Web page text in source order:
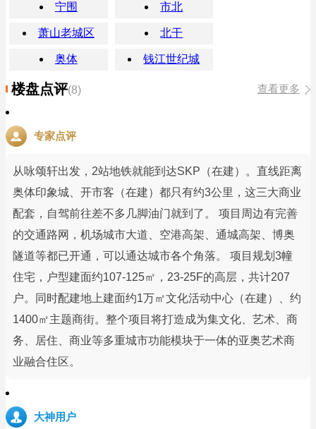
宁围 市北
萧山老城区 北干
奥体 钱江世纪城
楼盘点评(8) 查看更多
专家点评
从咏颂轩出发，2站地铁就能到达SKP（在建）。直线距离
奥体印象城、开市客（在建）都只有约3公里，这三大商业
配套，自驾前往差不多几脚油门就到了。 项目周边有完善
的交通路网，机场城市大道、空港高架、通城高架、博奥
隧道等都已开通，可以通达城市各个角落。 项目规划3幢
住宅，户型建面约107-125㎡，23-25F的高层，共计207
户。同时配建地上建面约1万㎡文化活动中心（在建）、约
1400㎡主题商街。整个项目将打造成为集文化、艺术、商
务、居住、商业等多重城市功能模块于一体的亚奥艺术商
业融合住区。
大神用户